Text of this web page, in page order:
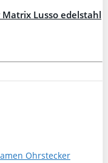
Lusso edelstahl